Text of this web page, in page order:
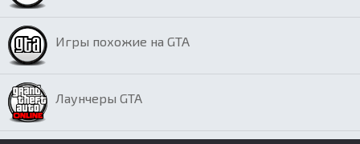
Игры похожие на GTA
Лаунчеры GTA